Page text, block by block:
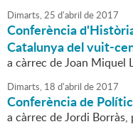
Dimarts,25 d'abril de2017
Conferència
Catalunya del vuit-
a càrrec de Joan
Dimarts, 18 d'abril de2017
Conferència de
a càrrec de Jordi